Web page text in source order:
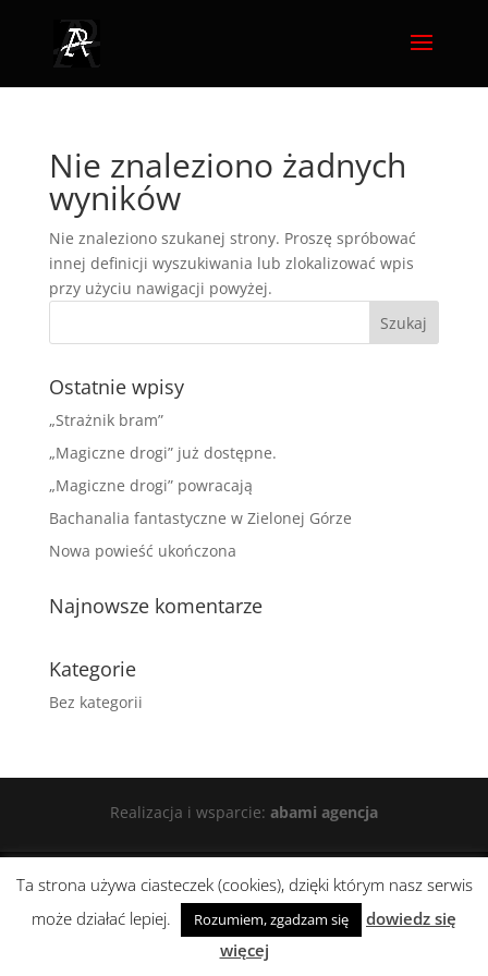
Nie znaleziono żadnych
wyników
Nie znaleziono szukanej strony. Proszę spróbować
innej definicji wyszukiwania lub zlokalizować wpis
przy użyciu nawigacji powyżej.
Ostatnie wpisy
„Strażnik bram”
„Magiczne drogi” już dostępne.
„Magiczne drogi” powracają
Bachanalia fantastyczne w Zielonej Górze
Nowa powieść ukończona
Najnowsze komentarze
Kategorie
Bez kategorii
Realizacja i wsparcie: abami agencja
Ta strona używa ciasteczek (cookies), dzięki którym nasz serwis
może działać lepiej.
Rozumiem, zgadzam się
dowiedz się
więcej